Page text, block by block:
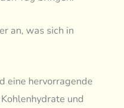
an, was sich in
eine hervorragende
und